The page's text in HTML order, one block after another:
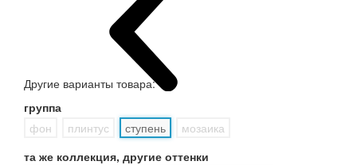
Другие варианты товара:
группа
фон
плинтус ступень
мозаика
та же коллекция, другие оттенки